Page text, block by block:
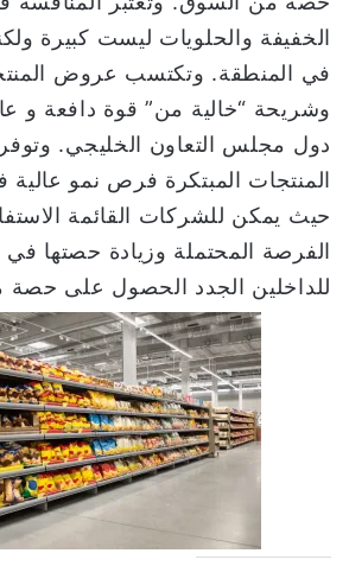
الخفيفة والحلويات ليست كبيرة
في المنطقة. وتكتسب عروض
وشريحة “خالية من” قوة دافعة و
دول مجلس التعاون الخليجي.
المنتجات المبتكرة فرص نمو عالية
حيث يمكن للشركات القائمة
الفرصة المحتملة وزيادة حصتها
للداخلين الجدد الحصول على